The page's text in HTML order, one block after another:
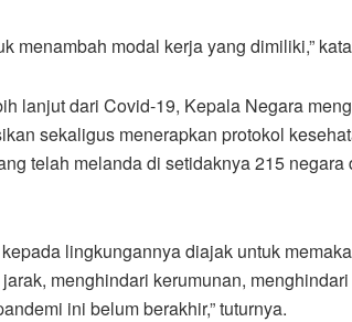
menambah modal kerja yang dimiliki,”
lanjut dari Covid-19, Kepala Negara
sekaligus menerapkan protokol
telah melanda di setidaknya 215 negara
lingkungannya diajak untuk
menghindari kerumunan,
ini belum berakhir,” tuturnya.